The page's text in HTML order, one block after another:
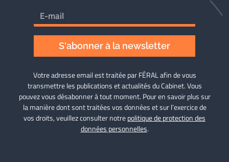
S'abonner à la newsletter
Votre adresse email est traitée par FÉRAL afin de vous
transmettre les publications et actualités du Cabinet. Vous
pouvez vous désabonner à tout moment. Pour en savoir plus sur
la manière dont sont traitées vos données et sur l’exercice de
vos droits, veuillez consulter notrepolitique de protection des
données personnelles.